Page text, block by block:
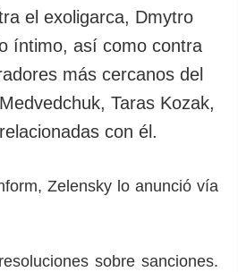
el exoligarca, Dmytro
íntimo, así como contra
más cercanos del
Taras Kozak,
con él.
Zelensky lo anunció vía
sobre sanciones.